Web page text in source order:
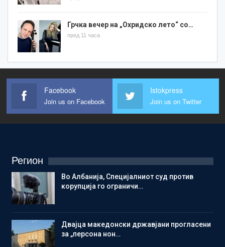
Грчка вечер на „Охридско лето“ со…
пред 11 часа
Facebook
Join us on Facebook
Istokpress
Join us on Twitter
Регион
Во Албанија, Специјалниот суд против
корупција го ограничи…
Двајца македонски државјани прогласени
за „персона нон…